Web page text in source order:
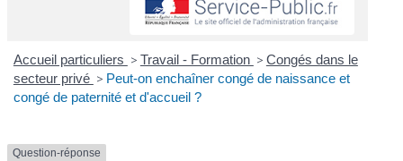
Accueil particuliers > Travail - Formation > Congés dans le
secteur privé > Peut-on enchaîner congé de naissance et
congé de paternité et d'accueil ?
Question-réponse